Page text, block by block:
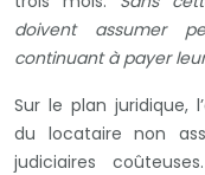
doivent assumer
continuant à payer
Sur le plan juridique,
du locataire non
judiciaires